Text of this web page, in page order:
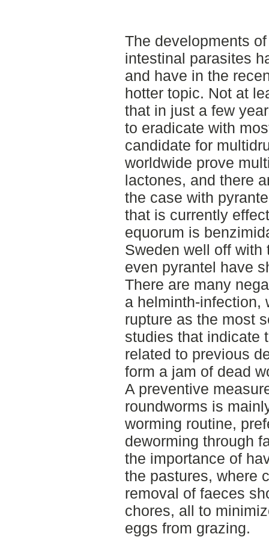
The developments
intestinal parasites
and have in the
hotter topic. Not at
that in just a few
to eradicate with
candidate for
worldwide prove
lactones, and there
the case with
that is currently
equorum is
Sweden well off with
even pyrantel have
There are many
a helminth-infection,
rupture as the most
studies that indicate
related to previous
form a jam of dead
A preventive
roundworms is
worming routine,
deworming through
the importance of
the pastures, where
removal of faeces
chores, all to
eggs from grazing.